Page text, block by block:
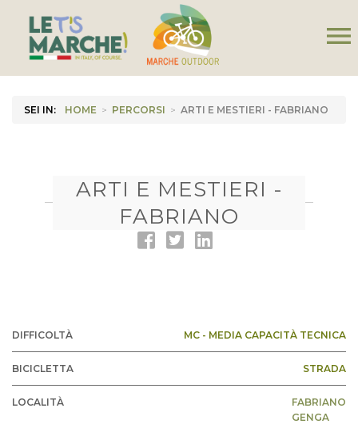
menu
SEI IN: HOME > PERCORSI > ARTI E MESTIERI - FABRIANO
ARTI E MESTIERI -
FABRIANO
DIFFICOLTÀ MC - MEDIA CAPACITÀ TECNICA
BICICLETTA STRADA
LOCALITÀ
FABRIANO
GENGA